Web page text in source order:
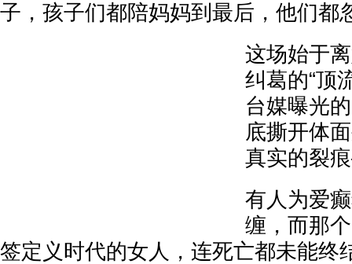
子，孩子们都陪妈妈到最后，他们都
这场始于
纠葛的“顶
台媒曝光
底撕开体
真实的裂
有人为爱
缠，而那
签定义时代的女人，连死亡都未能终